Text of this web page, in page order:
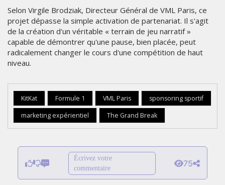
Selon Virgile Brodziak, Directeur Général de VML Paris, ce
projet dépasse la simple activation de partenariat. Il s'agit
de la création d'un véritable « terrain de jeu narratif »
capable de démontrer qu'une pause, bien placée, peut
radicalement changer le cours d'une compétition de haut
niveau.
KitKat Formule 1 VML Paris
sponsoring sportif
marketing expérientiel
The Grand Break
Écrivez votre
commentaire
75